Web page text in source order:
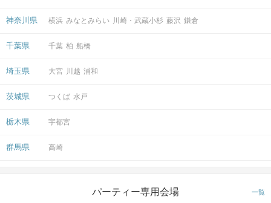
神奈川県 横浜 みなとみらい 川崎・武蔵小杉 藤沢 鎌倉
千葉県 千葉 柏 船橋
埼玉県 大宮 川越 浦和
茨城県 つくば 水戸
栃木県 宇都宮
群馬県 高崎
パーティー専用会場 一覧